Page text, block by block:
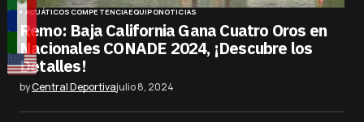
ACUÁTICOSCOMPETENCIAEQUIPONOTICIAS
Remo: Baja California Gana Cuatro Oros en
Nacionales CONADE 2024, ¡Descubre los
Detalles!
byCentral Deportivajulio 8, 2024